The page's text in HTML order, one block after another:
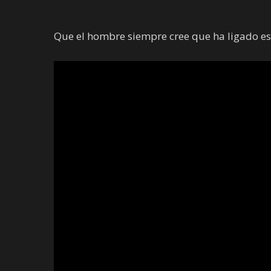
Que el hombre siempre cree que ha ligado